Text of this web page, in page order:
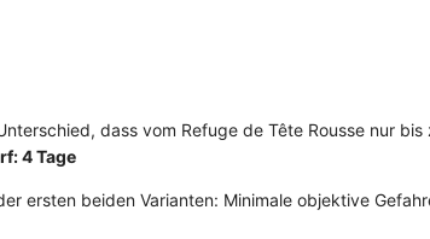
dass vom Refuge de Tête Rousse nur
4 Tage
ersten beiden Varianten: Minimale objektive